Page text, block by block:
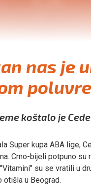
nas je
koštalo je
Super kupa ABA lige,
Crno-bijeli potpuno
su se vratili u
otišla u Beograd.